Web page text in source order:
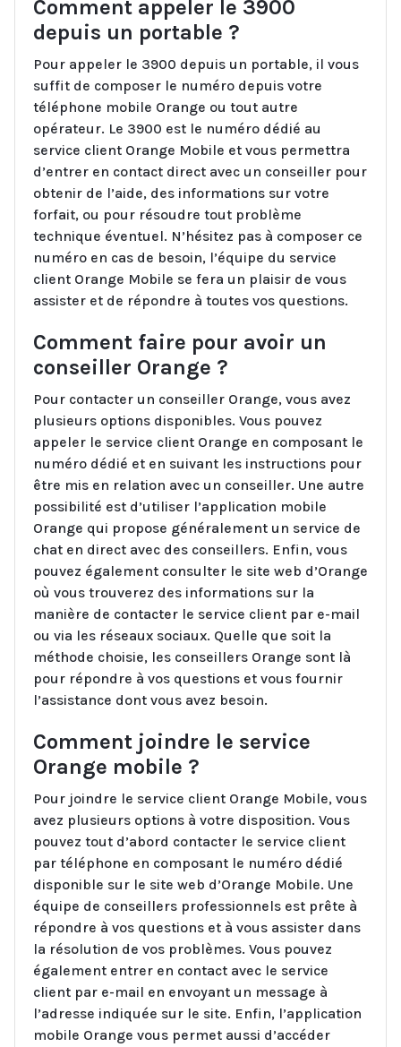
Comment appeler le 3900
depuis un portable ?
Pour appeler le 3900 depuis un portable, il vous
suffit de composer le numéro depuis votre
téléphone mobile Orange ou tout autre
opérateur. Le 3900 est le numéro dédié au
service client Orange Mobile et vous permettra
d’entrer en contact direct avec un conseiller pour
obtenir de l’aide, des informations sur votre
forfait, ou pour résoudre tout problème
technique éventuel. N’hésitez pas à composer ce
numéro en cas de besoin, l’équipe du service
client Orange Mobile se fera un plaisir de vous
assister et de répondre à toutes vos questions.
Comment faire pour avoir un
conseiller Orange ?
Pour contacter un conseiller Orange, vous avez
plusieurs options disponibles. Vous pouvez
appeler le service client Orange en composant le
numéro dédié et en suivant les instructions pour
être mis en relation avec un conseiller. Une autre
possibilité est d’utiliser l’application mobile
Orange qui propose généralement un service de
chat en direct avec des conseillers. Enfin, vous
pouvez également consulter le site web d’Orange
où vous trouverez des informations sur la
manière de contacter le service client par e-mail
ou via les réseaux sociaux. Quelle que soit la
méthode choisie, les conseillers Orange sont là
pour répondre à vos questions et vous fournir
l’assistance dont vous avez besoin.
Comment joindre le service
Orange mobile ?
Pour joindre le service client Orange Mobile, vous
avez plusieurs options à votre disposition. Vous
pouvez tout d’abord contacter le service client
par téléphone en composant le numéro dédié
disponible sur le site web d’Orange Mobile. Une
équipe de conseillers professionnels est prête à
répondre à vos questions et à vous assister dans
la résolution de vos problèmes. Vous pouvez
également entrer en contact avec le service
client par e-mail en envoyant un message à
l’adresse indiquée sur le site. Enfin, l’application
mobile Orange vous permet aussi d’accéder